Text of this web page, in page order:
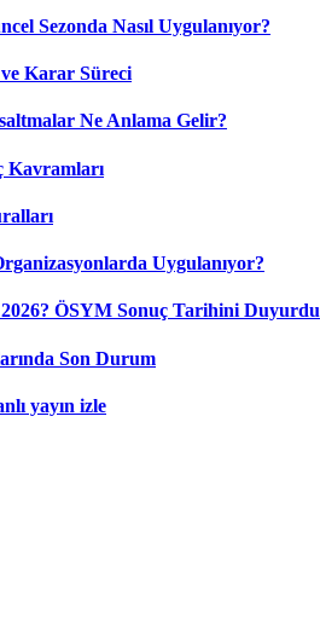
Sezonda Nasıl Uygulanıyor?
Karar Süreci
Ne Anlama Gelir?
Kavramları
Uygulanıyor?
ÖSYM Sonuç Tarihini Duyurdu
Son Durum
yayın izle